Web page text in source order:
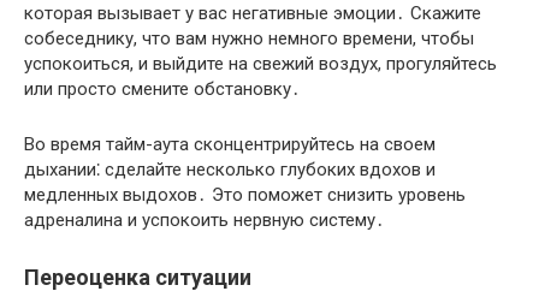
которая вызывает у вас негативные эмоции․ Скажите
собеседнику, что вам нужно немного времени, чтобы
успокоиться, и выйдите на свежий воздух, прогуляйтесь
или просто смените обстановку․
Во время тайм-аута сконцентрируйтесь на своем
дыхании⁚ сделайте несколько глубоких вдохов и
медленных выдохов․ Это поможет снизить уровень
адреналина и успокоить нервную систему․
Переоценка ситуации